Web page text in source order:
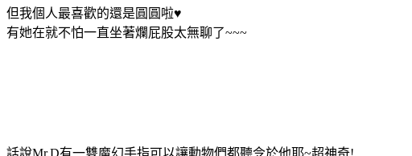
但我個人最喜歡的還是圓圓啦♥
有她在就不怕一直坐著爛屁股太無聊了~~~
話說Mr.D有一雙魔幻手指可以讓動物們都聽令於他耶~超神奇!